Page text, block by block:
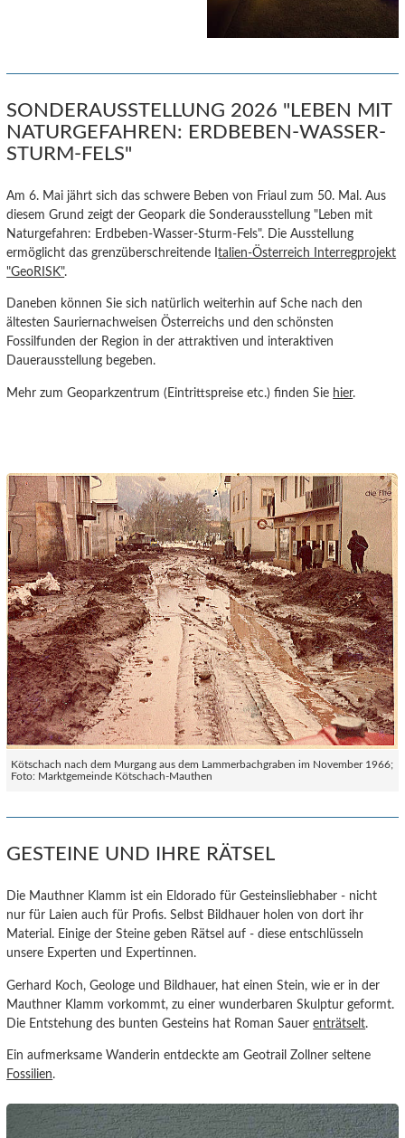
SONDERAUSSTELLUNG 2026 "LEBEN MIT
NATURGEFAHREN: ERDBEBEN-WASSER-
STURM-FELS"
Am 6. Mai jährt sich das schwere Beben von Friaul zum 50. Mal. Aus
diesem Grund zeigt der Geopark die Sonderausstellung "Leben mit
Naturgefahren: Erdbeben-Wasser-Sturm-Fels". Die Ausstellung
ermöglicht das grenzüberschreitende Italien-Österreich Interregprojekt
"GeoRISK".
Daneben können Sie sich natürlich weiterhin auf Sche nach den
ältesten Sauriernachweisen Österreichs und den schönsten
Fossilfunden der Region in der attraktiven und interaktiven
Dauerausstellung begeben.
Mehr zum Geoparkzentrum (Eintrittspreise etc.) finden Sie hier.
Kötschach nach dem Murgang aus dem Lammerbachgraben im November 1966;
Foto: Marktgemeinde Kötschach-Mauthen
GESTEINE UND IHRE RÄTSEL
Die Mauthner Klamm ist ein Eldorado für Gesteinsliebhaber - nicht
nur für Laien auch für Profis. Selbst Bildhauer holen von dort ihr
Material. Einige der Steine geben Rätsel auf - diese entschlüsseln
unsere Experten und Expertinnen.
Gerhard Koch, Geologe und Bildhauer, hat einen Stein, wie er in der
Mauthner Klamm vorkommt, zu einer wunderbaren Skulptur geformt.
Die Entstehung des bunten Gesteins hat Roman Sauerenträtselt.
Ein aufmerksame Wanderin entdeckte am Geotrail Zollner seltene
Fossilien.